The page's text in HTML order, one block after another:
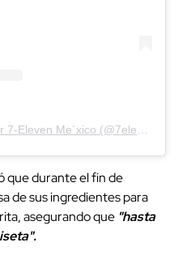
Una publicación compartida por 7-Eleven Me´xico (@7elevenmexico)
que durante el fin de
de sus ingredientes para
asegurando que "hasta